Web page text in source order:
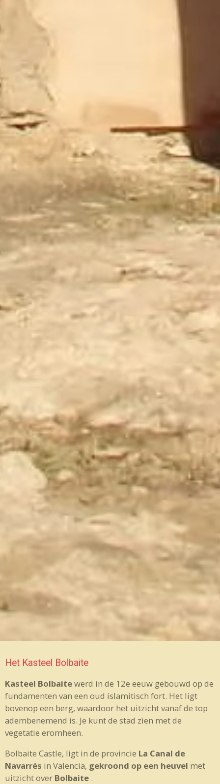
Het Kasteel Bolbaite
Kasteel Bolbaitewerd in de 12e eeuw gebouwd op de
fundamenten van een oud islamitisch fort. Het ligt
bovenop een berg, waardoor het uitzicht vanaf de top
adembenemend is. Je kunt de stad zien met de
vegetatie eromheen.
Bolbaite Castle, ligt in de provincie La Canal de
Navarrés in Valencia, gekroond op een heuvel met
uitzicht over Bolbaite .